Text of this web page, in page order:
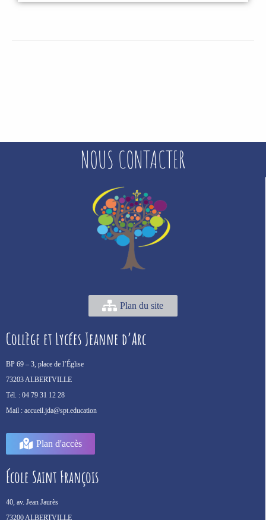
NOUS CONTACTER
Plan du site
Collège et Lycées Jeanne d’Arc
BP 69 – 3, place de l’Église
73203 ALBERTVILLE
Tél. : 04 79 31 12 28
Mail : accueil.jda@spt.education
Plan d'accès
École Saint François
40, av. Jean Jaurès
73200 ALBERTVILLE